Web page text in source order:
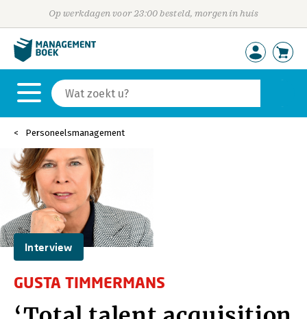
Op werkdagen voor 23:00 besteld, morgen in huis
Personeelsmanagement
Interview
GUSTA TIMMERMANS